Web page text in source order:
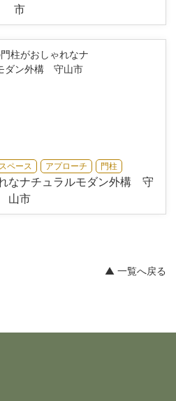
市
ペース アプローチ 門柱
なナチュラルモダン外構 守
山市
▲ 一覧へ戻る